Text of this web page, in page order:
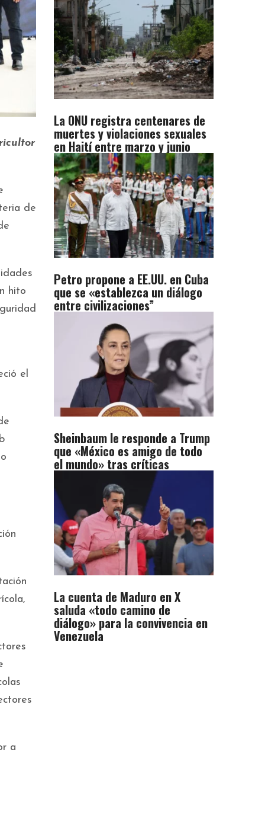
de
hito
el
a
La ONU registra centenares de
muertes y violaciones sexuales
en Haití entre marzo y junio
Petro propone a EE.UU. en Cuba
que se «establezca un diálogo
entre civilizaciones”
Sheinbaum le responde a Trump
que «México es amigo de todo
el mundo» tras críticas
La cuenta de Maduro en X
saluda «todo camino de
diálogo» para la convivencia en
Venezuela